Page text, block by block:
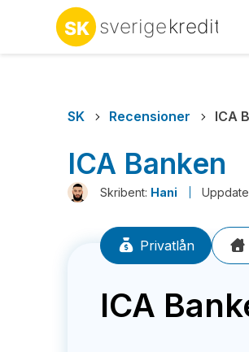
SK Recensioner ICA
ICA Banken
Skribent: Hani
Privatlån
ICA